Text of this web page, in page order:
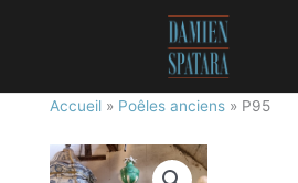
Accueil» Poêles anciens» P95